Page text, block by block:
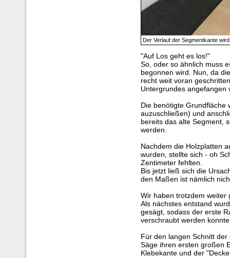
Der Verlauf der Segmentkante
"Auf Los geht es los!"
So, oder so ähnlich muss
begonnen wird. Nun, da
recht weit voran
Untergrundes angefangen
Die benötigte Grundfläche
auzuschließen) und
bereits das alte Segment,
werden.
Nachdem die Holzplatten
wurden, stellte sich - oh
Zentimeter fehlten.
Bis jetzt ließ sich die
den Maßen ist nämlich
Wir haben trotzdem weiter
Als nächstes entstand
gesägt, sodass der erste
verschraubt werden
Für den langen Schnitt
Säge ihren ersten großen
Klebekante und der